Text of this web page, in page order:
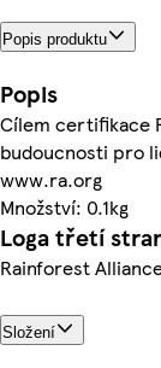
Popis produktu
Popis
Cílem certifikace
budoucnosti pro
www.ra.org
Množství: 0.1kg
Loga třetí
Rainforest
Složení